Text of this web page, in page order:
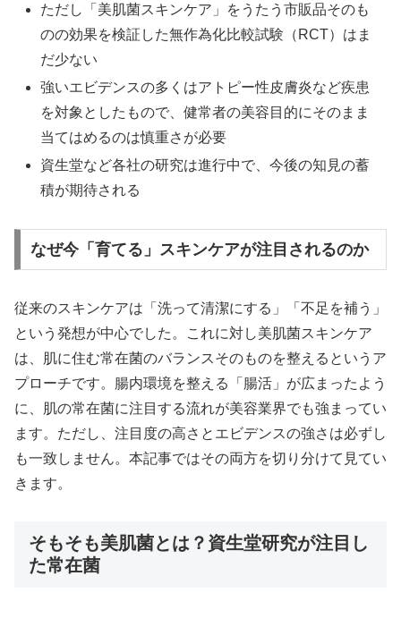
ただし「美肌菌スキンケア」をうたう市販品そのも
のの効果を検証した無作為化比較試験（RCT）はま
だ少ない
強いエビデンスの多くはアトピー性皮膚炎など疾患
を対象としたもので、健常者の美容目的にそのまま
当てはめるのは慎重さが必要
資生堂など各社の研究は進行中で、今後の知見の蓄
積が期待される
なぜ今「育てる」スキンケアが注目されるのか
従来のスキンケアは「洗って清潔にする」「不足を補う」
という発想が中心でした。これに対し美肌菌スキンケア
は、肌に住む常在菌のバランスそのものを整えるというア
プローチです。腸内環境を整える「腸活」が広まったよう
に、肌の常在菌に注目する流れが美容業界でも強まってい
ます。ただし、注目度の高さとエビデンスの強さは必ずし
も一致しません。本記事ではその両方を切り分けて見てい
きます。
そもそも美肌菌とは？資生堂研究が注目し
た常在菌